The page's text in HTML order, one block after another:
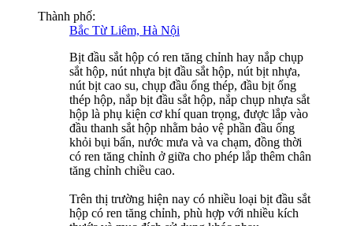
Thành phố:
Bắc Từ Liêm, Hà Nội
Bịt đầu sắt hộp có ren tăng chỉnh hay nắp chụp
sắt hộp, nút nhựa bịt đầu sắt hộp, nút bịt nhựa,
nút bịt cao su, chụp đầu ống thép, đầu bịt ống
thép hộp, nắp bịt đầu sắt hộp, nắp chụp nhựa sắt
hộp là phụ kiện cơ khí quan trọng, được lắp vào
đầu thanh sắt hộp nhằm bảo vệ phần đầu ống
khỏi bụi bẩn, nước mưa và va chạm, đồng thời
có ren tăng chỉnh ở giữa cho phép lắp thêm chân
tăng chỉnh chiều cao.
Trên thị trường hiện nay có nhiều loại bịt đầu sắt
hộp có ren tăng chỉnh, phù hợp với nhiều kích